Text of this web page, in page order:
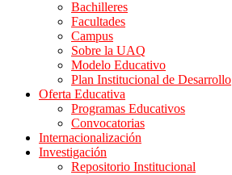
Bachilleres
Facultades
Campus
Sobre la UAQ
Modelo Educativo
Plan Institucional de Desarrollo
Oferta Educativa
Programas Educativos
Convocatorias
Internacionalización
Investigación
Repositorio Institucional